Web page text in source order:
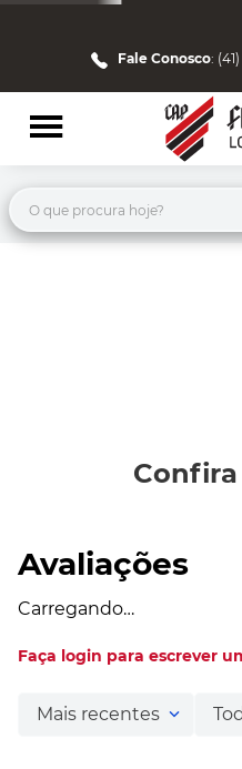
Fale Conosco:
O que procura hoje?
Avaliações
Carregando…
Faça login para escrever
Mais recentes